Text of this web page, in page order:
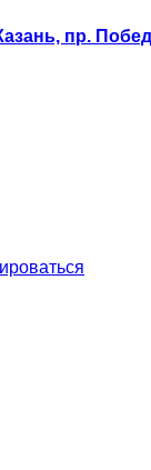
пр.